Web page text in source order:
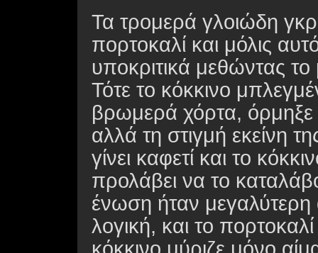
Τα τρομερά γλοιώδη
πορτοκαλί και μόλις
υποκριτικά μεθώντας
Τότε το κόκκινο
βρωμερά χόρτα, όρμηξε
αλλά τη στιγμή εκείνη
γίνει καφετί και το
προλάβει να το
ένωση ήταν
λογική, και το